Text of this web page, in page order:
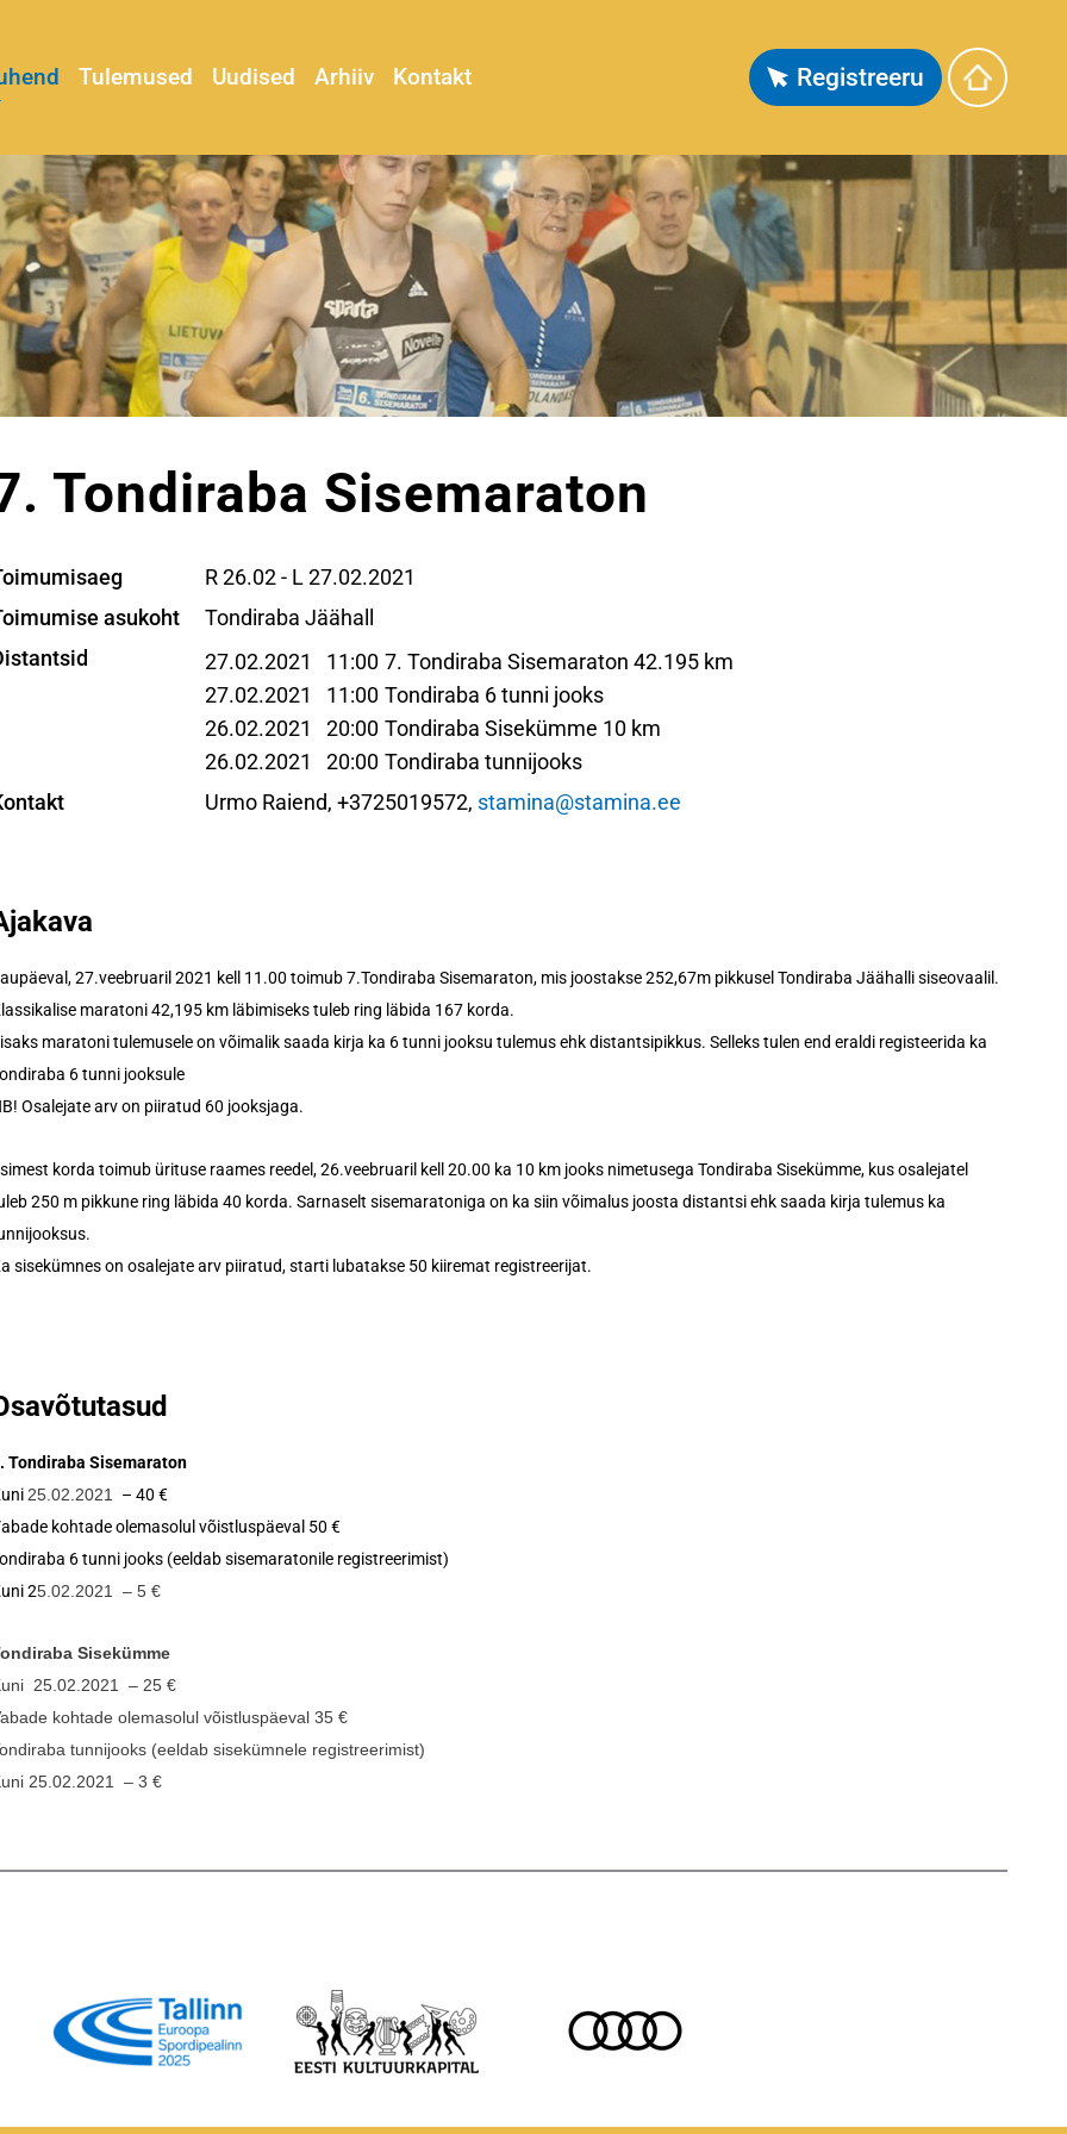
Tulemused Uudised Arhiiv Kontakt Registreeru
Tondiraba Sisemaraton
R 26.02 - L 27.02.2021
asukoht
Tondiraba Jäähall
27.02.2021 11:00 7. Tondiraba Sisemaraton 42.195 km
27.02.2021 11:00 Tondiraba 6 tunni jooks
26.02.2021 20:00 Tondiraba Sisekümme 10 km
26.02.2021 20:00 Tondiraba tunnijooks
Urmo Raiend, +3725019572, stamina@stamina.ee
27.veebruaril 2021 kell 11.00 toimub 7.Tondiraba Sisemaraton, mis joostakse 252,67m pikkusel Tondiraba Jäähalli siseovaalil.
maratoni 42,195 km läbimiseks tuleb ring läbida 167 korda.
maratoni tulemusele on võimalik saada kirja ka 6 tunni jooksu tulemus ehk distantsipikkus. Selleks tulen end eraldi registeerida ka
6 tunni jooksule
Osalejate arv on piiratud 60 jooksjaga.
korda toimub ürituse raames reedel, 26.veebruaril kell 20.00 ka 10 km jooks nimetusega Tondiraba Sisekümme, kus osalejatel
250 m pikkune ring läbida 40 korda. Sarnaselt sisemaratoniga on ka siin võimalus joosta distantsi ehk saada kirja tulemus ka
sisekümnes on osalejate arv piiratud, starti lubatakse 50 kiiremat registreerijat.
Tondiraba Sisemaraton
25.02.2021
– 40 €
kohtade olemasolul võistluspäeval 50 €
6 tunni jooks (eeldab sisemaratonile registreerimist)
25.02.2021 – 5 €
Sisekümme
25.02.2021
– 25 €
kohtade olemasolul võistluspäeval 35 €
tunnijooks (eeldab sisekümnele registreerimist)
25.02.2021 – 3 €